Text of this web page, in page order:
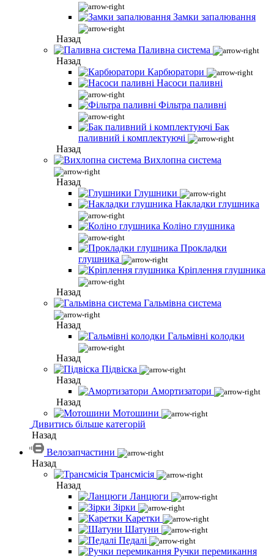
Замки запалювання
Назад
Паливна система
Назад
Карбюратори
Насоси паливні
Фільтра паливні
Бак
паливний і комплектуючі
Назад
Вихлопна система
Назад
Глушники
Накладки глушника
Коліно глушника
Прокладки
глушника
Кріплення глушника
Назад
Гальмівна система
Назад
Гальмівні колодки
Назад
Підвіска
Назад
Амортизатори
Назад
Мотошини
Дивитись більше категорій
Назад
Велозапчастини
Назад
Трансмісія
Назад
Ланцюги
Зірки
Каретки
Шатуни
Педалі
Ручки перемикання